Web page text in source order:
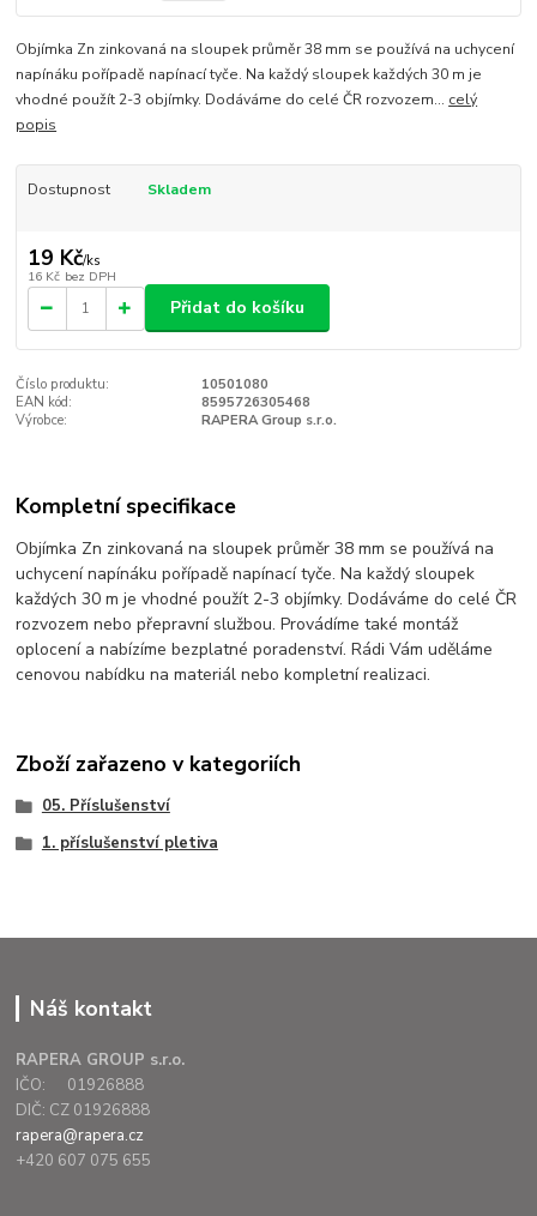
Objímka Zn zinkovaná na sloupek průměr 38 mm se používá na uchycení
napínáku pořípadě napínací tyče. Na každý sloupek každých 30 m je
vhodné použít 2-3 objímky. Dodáváme do celé ČR rozvozem... celý
popis
Dostupnost Skladem
19 Kč/ks
16 Kč bez DPH
Přidat do košíku
Číslo produktu:
10501080
EAN kód:
8595726305468
Výrobce:
RAPERA Group s.r.o.
Kompletní specifikace
Objímka Zn zinkovaná na sloupek průměr 38 mm se používá na
uchycení napínáku pořípadě napínací tyče. Na každý sloupek
každých 30 m je vhodné použít 2-3 objímky. Dodáváme do celé ČR
rozvozem nebo přepravní službou. Provádíme také montáž
oplocení a nabízíme bezplatné poradenství. Rádi Vám uděláme
cenovou nabídku na materiál nebo kompletní realizaci.
Zboží zařazeno v kategoriích
05. Příslušenství
1. příslušenství pletiva
Náš kontakt
RAPERA GROUP s.r.o.
IČO: 01926888
DIČ: CZ 01926888
rapera@rapera.cz
+420 607 075 655